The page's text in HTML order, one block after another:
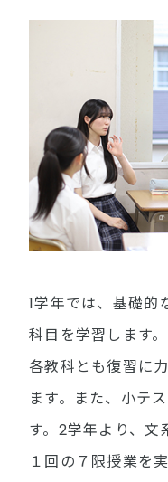
1学年では、基礎的
科目を学習します
各教科とも復習に
ます。また、小テ
す。2学年より、
１回の７限授業を